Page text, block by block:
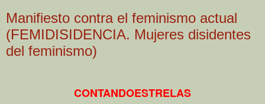
Manifiesto contra el feminismo actual
(FEMIDISIDENCIA. Mujeres disidentes
del feminismo)
CONTANDOESTRELAS